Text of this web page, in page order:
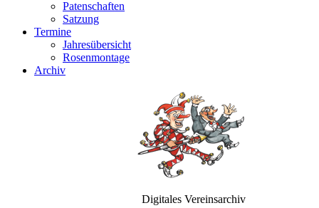
Patenschaften
Satzung
Termine
Jahresübersicht
Rosenmontage
Archiv
Digitales Vereinsarchiv